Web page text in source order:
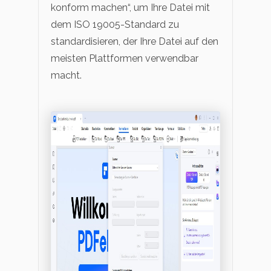
konform machen“, um Ihre Datei mit
dem ISO 19005-Standard zu
standardisieren, der Ihre Datei auf den
meisten Plattformen verwendbar
macht.